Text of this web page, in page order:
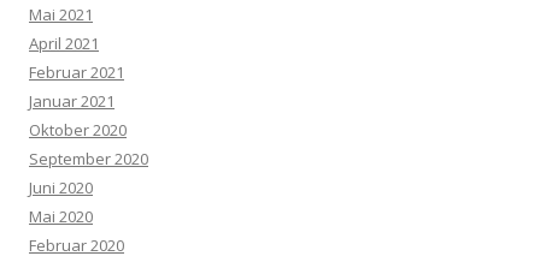
Mai 2021
April 2021
Februar 2021
Januar 2021
Oktober 2020
September 2020
Juni 2020
Mai 2020
Februar 2020